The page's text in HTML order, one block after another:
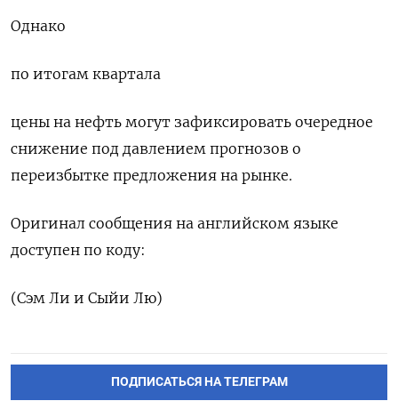
Однако
по итогам квартала
цены на нефть могут зафиксировать очередное
снижение под давлением прогнозов о
⁠переизбытке предложения на рынке.
Оригинал сообщения на английском языке
доступен по коду:
(Сэм Ли и Сыйи Лю)
ПОДПИСАТЬСЯ НА ТЕЛЕГРАМ